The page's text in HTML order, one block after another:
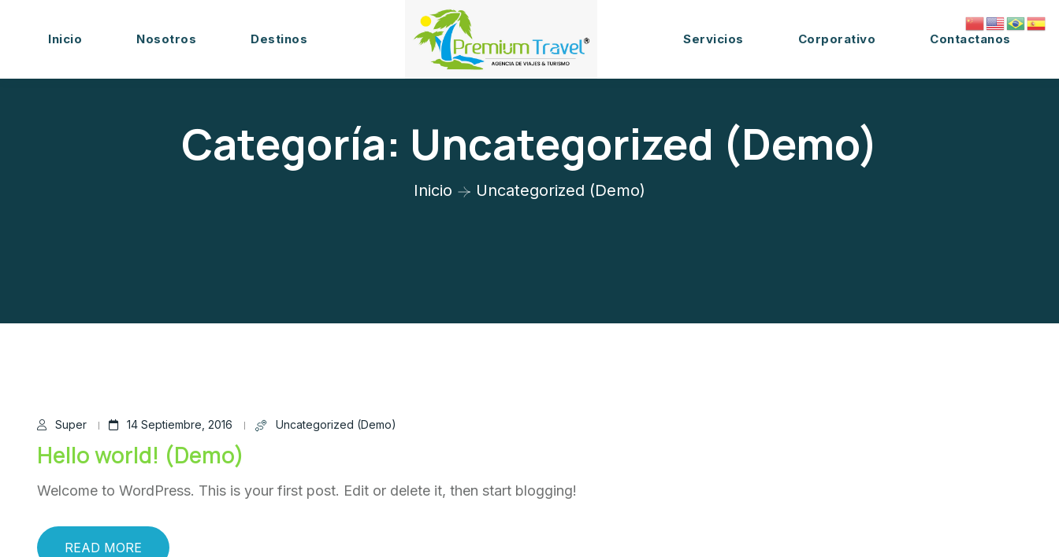
Inicio Nosotros Destinos Servicios Corporativo Contactanos
Categoría: Uncategorized (Demo)
Inicio Uncategorized (Demo)
Super 14 Septiembre, 2016 Uncategorized (Demo)
Hello world! (Demo)
Welcome to WordPress. This is your first post. Edit or delete it, then start blogging!
READ MORE